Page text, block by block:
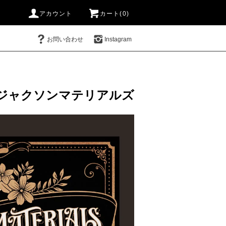
アカウント カート(0)
お問い合わせ Instagram
ャクソンマテリアルズ